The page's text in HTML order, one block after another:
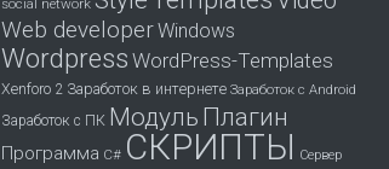
social network
Web developerWindows
Wordpress WordPress-Templates
Xenforo 2 Заработок в интернете Заработок с Android
Заработок с ПК Модуль Плагин
Программа С# СКРИПТЫ Сервер